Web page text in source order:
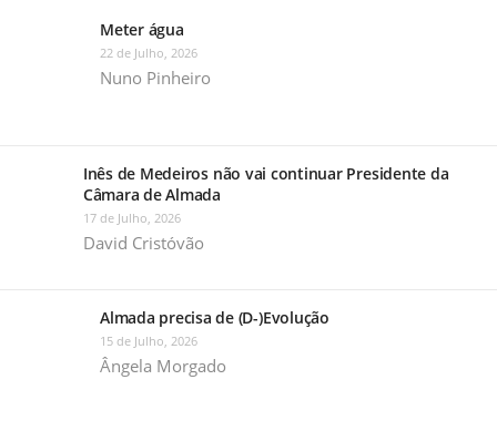
Meter água
22 de Julho, 2026
Nuno Pinheiro
Inês de Medeiros não vai continuar Presidente da
Câmara de Almada
17 de Julho, 2026
David Cristóvão
Almada precisa de (D-)Evolução
15 de Julho, 2026
Ângela Morgado